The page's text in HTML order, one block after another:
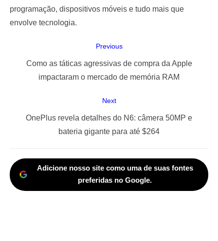
programação, dispositivos móveis e tudo mais que
envolve tecnologia.
Previous
Previous
Como as táticas agressivas de compra da Apple
impactaram o mercado de memória RAM
Next
NextOnePlus revela detalhes do N6: câmera 50MP e
bateria gigante para até $264
Adicione nosso site como uma de suas fontes
preferidas no Google.